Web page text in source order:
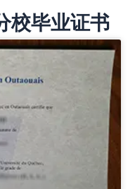
校毕业证书